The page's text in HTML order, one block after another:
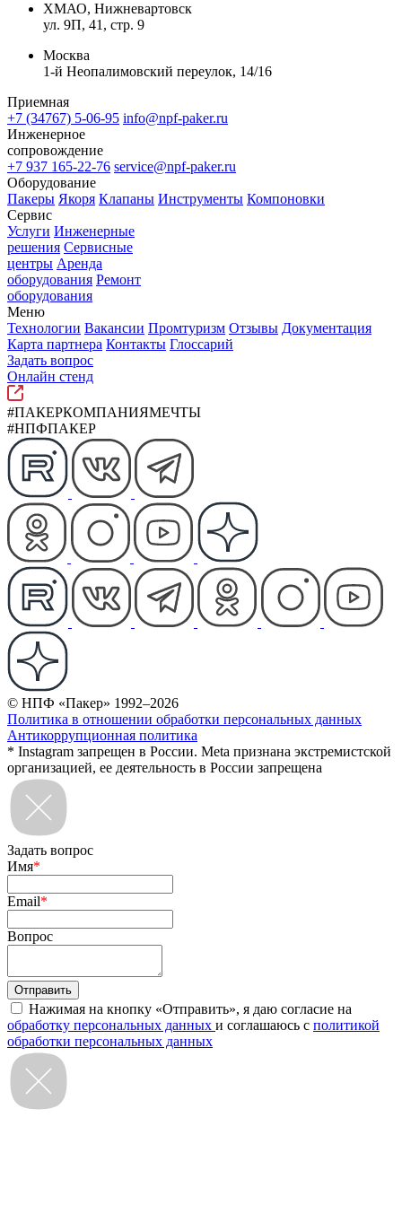
ХМАО, Нижневартовск
ул. 9П, 41, стр. 9
Москва
1-й Неопалимовский переулок, 14/16
Приемная
+7 (34767) 5-06-95 info@npf-paker.ru
Инженерное
сопровождение
+7 937 165-22-76 service@npf-paker.ru
Оборудование
Пакеры Якоря Клапаны Инструменты Компоновки
Сервис
Услуги Инженерные
решения Сервисные
центры Аренда
оборудования Ремонт
оборудования
Меню
Технологии Вакансии Промтуризм Отзывы Документация
Карта партнера Контакты Глоссарий
Задать вопрос
Онлайн стенд
#ПАКЕРКОМПАНИЯМЕЧТЫ
#НПФПАКЕР
© НПФ «Пакер» 1992–2026
Политика в отношении обработки персональных данных
Антикоррупционная политика
* Instagram запрещен в России. Meta признана экстремистской
организацией, ее деятельность в России запрещена
Задать вопрос
Имя*
Email*
Вопрос
Нажимая на кнопку «Отправить», я даю согласие на
обработку персональных данных и соглашаюсь с политикой
обработки персональных данных